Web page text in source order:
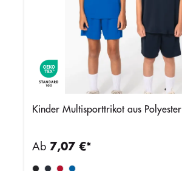
Kinder Multisporttrikot aus Polyester
Ab 7,07 €*